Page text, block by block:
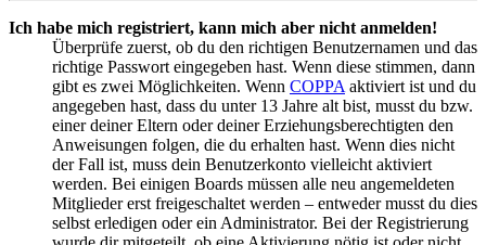
Ich habe mich registriert, kann mich aber nicht anmelden!
Überprüfe zuerst, ob du den richtigen Benutzernamen und das
richtige Passwort eingegeben hast. Wenn diese stimmen, dann
gibt es zwei Möglichkeiten. Wenn COPPA aktiviert ist und du
angegeben hast, dass du unter 13 Jahre alt bist, musst du bzw.
einer deiner Eltern oder deiner Erziehungsberechtigten den
Anweisungen folgen, die du erhalten hast. Wenn dies nicht
der Fall ist, muss dein Benutzerkonto vielleicht aktiviert
werden. Bei einigen Boards müssen alle neu angemeldeten
Mitglieder erst freigeschaltet werden – entweder musst du dies
selbst erledigen oder ein Administrator. Bei der Registrierung